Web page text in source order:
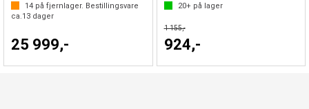
14 på fjernlager. Bestillingsvare
ca. 13 dager
25 999,-
20+på lager
1 155,-
924,-